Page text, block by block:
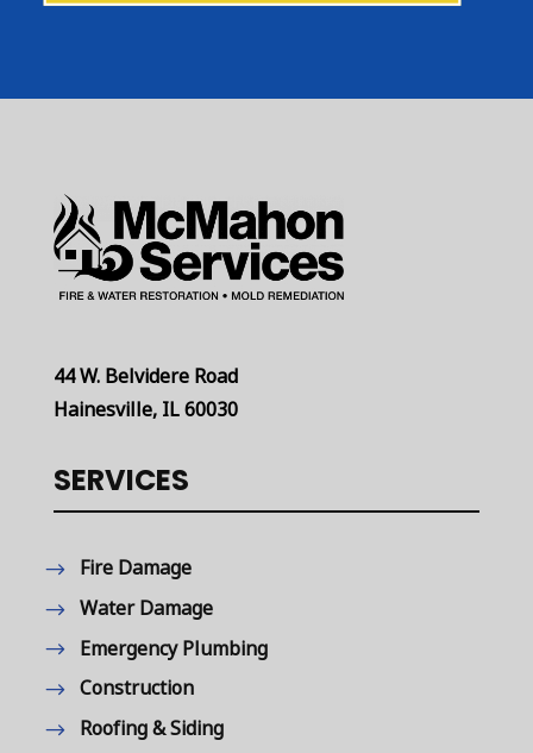
44 W. Belvidere Road
Hainesville, IL 60030
SERVICES
Fire Damage
Water Damage
Emergency Plumbing
Construction
Roofing & Siding